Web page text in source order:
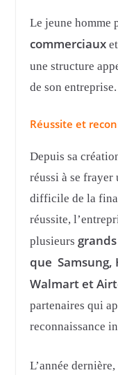
Le jeune homme
commerciauxet
une structure
de son entreprise.
Réussite et
Depuis sa
réussi à se frayer
difficile de la
réussite,
plusieurs
que Samsung,
Walmart et
partenaires qui
reconnaissance
L’année